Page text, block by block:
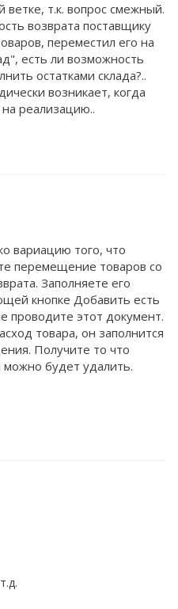
т.к. вопрос смежный.
возврата поставщику
переместил его на
есть ли возможность
остатками склада?..
возникает, когда
реализацию..
вариацию того, что
перемещение товаров со
Заполняете его
кнопке Добавить есть
проводите этот документ.
товара, он заполнится
Получите то что
будет удалить.